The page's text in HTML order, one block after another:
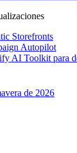
Storefronts
Autopilot
AI Toolkit para
de 2026